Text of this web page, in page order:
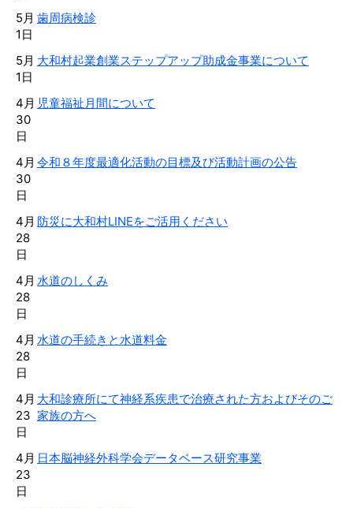
5月
1日
歯周病検診
5月
1日
大和村起業創業ステップアップ助成金事業について
4月
30
日
児童福祉月間について
4月
30
日
令和８年度最適化活動の目標及び活動計画の公告
4月
28
日
防災に大和村LINEをご活用ください
4月
28
日
水道のしくみ
4月
28
日
水道の手続きと水道料金
4月
23
日
大和診療所にて神経系疾患で治療された方およびそのご
家族の方へ
4月
23
日
日本脳神経外科学会データベース研究事業